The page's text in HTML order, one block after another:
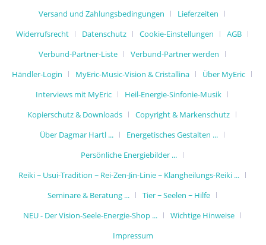
Versand und Zahlungsbedingungen
Lieferzeiten
Widerrufsrecht
Datenschutz Cookie-Einstellungen
AGB
Verbund-Partner-Liste
Verbund-Partner werden
Händler-Login
MyEric-Music-Vision & Cristallina
Über MyEric
Interviews mit MyEric
Heil-Energie-Sinfonie-Musik
Kopierschutz & Downloads
Copyright & Markenschutz
Über Dagmar Hartl ...
Energetisches Gestalten ...
Persönliche Energiebilder ...
Reiki ~ Usui-Tradition ~ Rei-Zen-Jin-Linie ~ Klangheilungs-Reiki ...
Seminare & Beratung ...
Tier ~ Seelen ~ Hilfe
NEU - Der Vision-Seele-Energie-Shop ...
Wichtige Hinweise
Impressum